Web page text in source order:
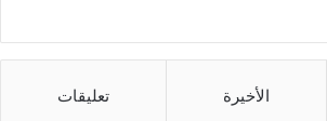
الأخيرة تعليقات